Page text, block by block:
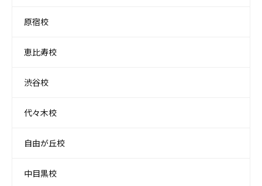
原宿校
恵比寿校
渋谷校
代々木校
自由が丘校
中目黒校